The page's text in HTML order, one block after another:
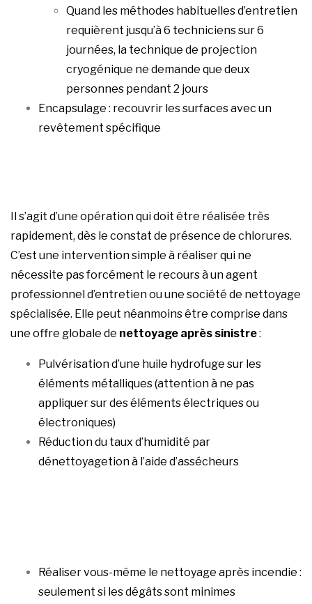
Quand les méthodes habituelles d’entretien
requièrent jusqu’à 6 techniciens sur 6
journées, la technique de projection
cryogénique ne demande que deux
personnes pendant 2 jours
Encapsulage : recouvrir les surfaces avec un
revêtement spécifique
Il s’agit d’une opération qui doit être réalisée très
rapidement, dès le constat de présence de chlorures.
C’est une intervention simple à réaliser qui ne
nécessite pas forcément le recours à un agent
professionnel d’entretien ou une société de nettoyage
spécialisée. Elle peut néanmoins être comprise dans
une offre globale de nettoyage après sinistre:
Pulvérisation d’une huile hydrofuge sur les
éléments métalliques (attention à ne pas
appliquer sur des éléments électriques ou
électroniques)
Réduction du taux d’humidité par
dénettoyagetion à l’aide d’assécheurs
Réaliser vous-même le nettoyage après incendie :
seulement si les dégâts sont minimes